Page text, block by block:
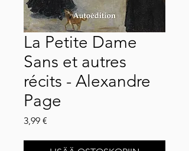
La Petite Dame
Sans et autres
récits - Alexandre
Page
3,99 €